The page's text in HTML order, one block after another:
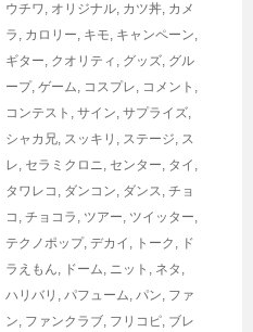
ウチワ, オリジナル, カツ丼, カメ
ラ , カロリー, キモ, キャンペーン,
ギター, クオリティ , グッズ, グル
ープ, ゲーム, コスプレ, コメント ,
コンテスト , サイン, サプライズ,
シャカ兄, スッキリ , ステージ, ス
レ, セラミクロニ, センター, タイ ,
タワレコ , ダンコン, ダンス, チョ
コ , チョコラ , ツアー, ツイッター,
テクノポップ, デカイ , トーク , ド
ラえもん, ドーム, ニット , ネタ ,
ハリバリ , パフューム, パン, ファ
ン, ファンクラブ, フリコピ, ブレ